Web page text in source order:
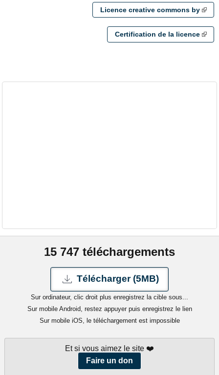
Licence creative commons by
Certification de la licence
15 747 téléchargements
Télécharger (5MB)
Sur ordinateur, clic droit plus enregistrez la cible sous...
Sur mobile Android, restez appuyer puis enregistrez le lien
Sur mobile iOS, le téléchargement est impossible
Et si vous aimez le site ❤️
Faire un don